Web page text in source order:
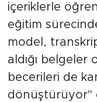
içeriklerle
eğitim
model,
aldığı belgeler
becerileri de
dönüştürüyor"